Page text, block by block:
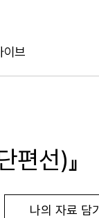
이브
선)』
나의 자료 담기